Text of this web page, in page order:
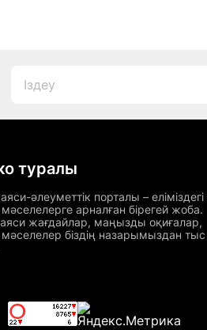
туралы
әлеуметтік порталы –
мәселелерге арналған бірегей жоба.
саяси жағдайлар, маңызды оқиғалар,
мәселелер біздің назарымыздан тыс